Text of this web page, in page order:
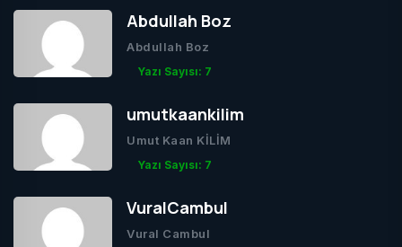
Abdullah Boz
Abdullah Boz
Yazı Sayısı: 7
umutkaankilim
Umut Kaan KİLİM
Yazı Sayısı: 7
VuralCambul
Vural Cambul